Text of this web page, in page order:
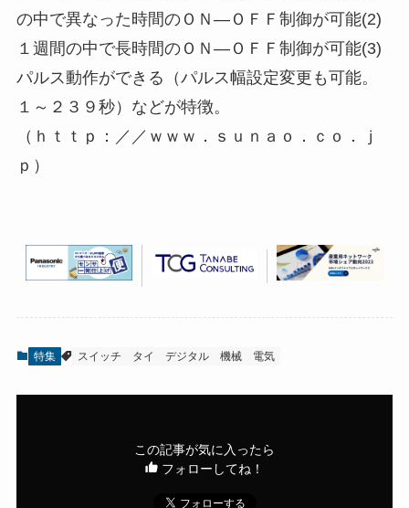
の中で異なった時間のＯＮ―ＯＦＦ制御が可能(2)
１週間の中で長時間のＯＮ―ＯＦＦ制御が可能(3)
パルス動作ができる（パルス幅設定変更も可能。
１～２３９秒）などが特徴。
（ｈｔｔｐ：／／ｗｗｗ．ｓｕｎａｏ．ｃｏ．ｊ
ｐ）
特集 スイッチ タイ デジタル 機械 電気
この記事が気に入ったら
フォローしてね！